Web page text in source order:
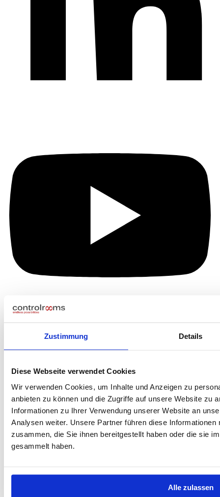
Zustimmung Details
Diese Webseite verwendet Cookies
Wir verwenden Cookies, um Inhalte und Anzeigen zu
anbieten zu können und die Zugriffe auf unsere Website zu
Informationen zu Ihrer Verwendung unserer Website an
Analysen weiter. Unsere Partner führen diese
zusammen, die Sie ihnen bereitgestellt haben oder die sie
gesammelt haben.
Alle zulassen